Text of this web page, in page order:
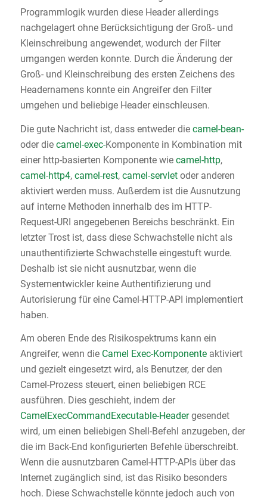
Programmlogik wurden diese Header allerdings
nachgelagert ohne Berücksichtigung der Groß- und
Kleinschreibung angewendet, wodurch der Filter
umgangen werden konnte. Durch die Änderung der
Groß- und Kleinschreibung des ersten Zeichens des
Headernamens konnte ein Angreifer den Filter
umgehen und beliebige Header einschleusen.
Die gute Nachricht ist, dass entweder die camel-bean-
oder die camel-exec-Komponente in Kombination mit
einer http-basierten Komponente wie camel-http,
camel-http4, camel-rest, camel-servletoder anderen
aktiviert werden muss. Außerdem ist die Ausnutzung
auf interne Methoden innerhalb des im HTTP-
Request-URI angegebenen Bereichs beschränkt. Ein
letzter Trost ist, dass diese Schwachstelle nicht als
unauthentifizierte Schwachstelle eingestuft wurde.
Deshalb ist sie nicht ausnutzbar, wenn die
Systementwickler keine Authentifizierung und
Autorisierung für eine Camel-HTTP-API implementiert
haben.
Am oberen Ende des Risikospektrums kann ein
Angreifer, wenn die Camel Exec-Komponenteaktiviert
und gezielt eingesetzt wird, als Benutzer, der den
Camel-Prozess steuert, einen beliebigen RCE
ausführen. Dies geschieht, indem der
CamelExecCommandExecutable-Headergesendet
wird, um einen beliebigen Shell-Befehl anzugeben, der
die im Back-End konfigurierten Befehle überschreibt.
Wenn die ausnutzbaren Camel-HTTP-APIs über das
Internet zugänglich sind, ist das Risiko besonders
hoch. Diese Schwachstelle könnte jedoch auch von